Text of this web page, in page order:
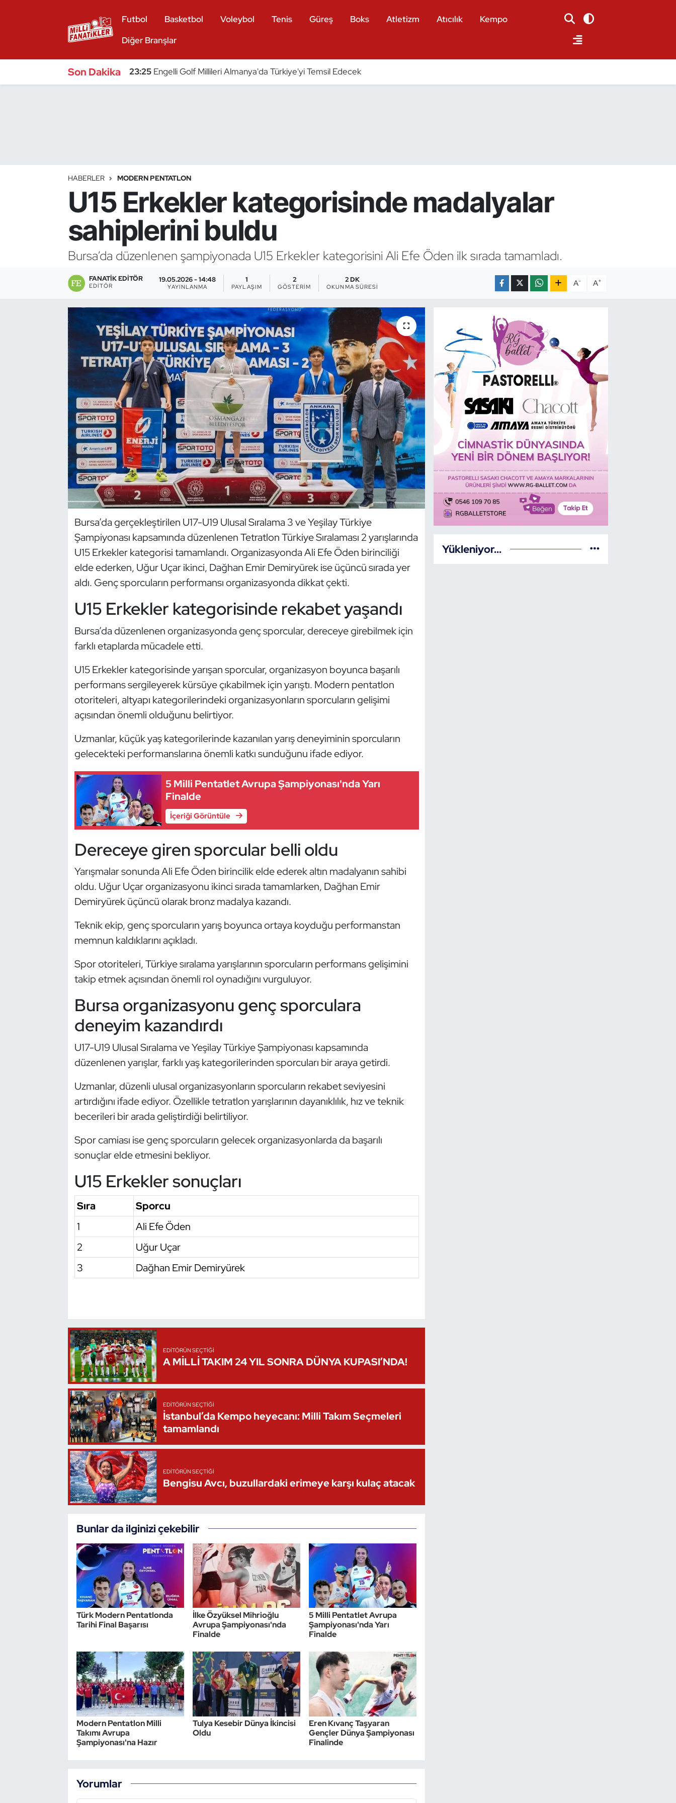
Futbol Basketbol Voleybol Tenis Güreş Boks Atletizm Atıcılık
Kempo
Diğer Branşlar
Son Dakika 23:25 Engelli Golf Millileri Almanya'da Türkiye'yi Temsil Edecek
HABERLER MODERN PENTATLON
U15 Erkekler kategorisinde madalyalar
sahiplerini buldu
Bursa’da düzenlenen şampiyonada U15 Erkekler kategorisini Ali Efe Öden ilk sırada tamamladı.
FANATIK EDITÖR
EDITÖR
19.05.2026 - 14:48
YAYINLANMA
1
PAYLAŞIM
2
GÖSTERIM
2 DK
OKUNMA SÜRESI A- A+
Bursa’da gerçekleştirilen U17-U19 Ulusal Sıralama 3 ve Yeşilay Türkiye
Şampiyonası kapsamında düzenlenen Tetratlon Türkiye Sıralaması 2 yarışlarında
U15 Erkekler kategorisi tamamlandı. Organizasyonda Ali Efe Öden birinciliği
elde ederken, Uğur Uçar ikinci, Dağhan Emir Demiryürek ise üçüncü sırada yer
aldı. Genç sporcuların performansı organizasyonda dikkat çekti.
U15 Erkekler kategorisinde rekabet yaşandı
Bursa’da düzenlenen organizasyonda genç sporcular, dereceye girebilmek için
farklı etaplarda mücadele etti.
U15 Erkekler kategorisinde yarışan sporcular, organizasyon boyunca başarılı
performans sergileyerek kürsüye çıkabilmek için yarıştı. Modern pentatlon
otoriteleri, altyapı kategorilerindeki organizasyonların sporcuların gelişimi
açısından önemli olduğunu belirtiyor.
Uzmanlar, küçük yaş kategorilerinde kazanılan yarış deneyiminin sporcuların
gelecekteki performanslarına önemli katkı sunduğunu ifade ediyor.
5 Milli Pentatlet Avrupa Şampiyonası'nda Yarı
Finalde
İçeriği Görüntüle
Dereceye giren sporcular belli oldu
Yarışmalar sonunda Ali Efe Öden birincilik elde ederek altın madalyanın sahibi
oldu. Uğur Uçar organizasyonu ikinci sırada tamamlarken, Dağhan Emir
Demiryürek üçüncü olarak bronz madalya kazandı.
Teknik ekip, genç sporcuların yarış boyunca ortaya koyduğu performanstan
memnun kaldıklarını açıkladı.
Spor otoriteleri, Türkiye sıralama yarışlarının sporcuların performans gelişimini
takip etmek açısından önemli rol oynadığını vurguluyor.
Bursa organizasyonu genç sporculara
deneyim kazandırdı
U17-U19 Ulusal Sıralama ve Yeşilay Türkiye Şampiyonası kapsamında
düzenlenen yarışlar, farklı yaş kategorilerinden sporcuları bir araya getirdi.
Uzmanlar, düzenli ulusal organizasyonların sporcuların rekabet seviyesini
artırdığını ifade ediyor. Özellikle tetratlon yarışlarının dayanıklılık, hız ve teknik
becerileri bir arada geliştirdiği belirtiliyor.
Spor camiası ise genç sporcuların gelecek organizasyonlarda da başarılı
sonuçlar elde etmesini bekliyor.
U15 Erkekler sonuçları
Sıra
Sporcu
1
Ali Efe Öden
2
Uğur Uçar
3
Dağhan Emir Demiryürek
EDITÖRÜN SEÇTIĞI
A MİLLİ TAKIM 24 YIL SONRA DÜNYA KUPASI’NDA!
EDITÖRÜN SEÇTIĞI
İstanbul’da Kempo heyecanı: Milli Takım Seçmeleri
tamamlandı
EDITÖRÜN SEÇTIĞI
Bengisu Avcı, buzullardaki erimeye karşı kulaç atacak
Bunlar da ilginizi çekebilir
Türk Modern Pentatlonda
Tarihi Final Başarısı
İlke Özyüksel Mihrioğlu
Avrupa Şampiyonası'nda
Finalde
5 Milli Pentatlet Avrupa
Şampiyonası'nda Yarı
Finalde
Modern Pentatlon Milli
Takımı Avrupa
Şampiyonası'na Hazır
Tulya Kesebir Dünya İkincisi
Oldu
Eren Kıvanç Taşyaran
Gençler Dünya Şampiyonası
Finalinde
Yorumlar
Yükleniyor...
Bocce Bowling Dart
Buz Hokeyi
Buz Pateni
Çim Hokeyi
Cimnastik
Dans Sporları
Dövüş Sanatı
İşitme Engelli Sporcular
Judo ve Kuraş
Modern Pentatlon
Oryantiring
Vücut Geliştirme Fitness
Wushu Kungfu